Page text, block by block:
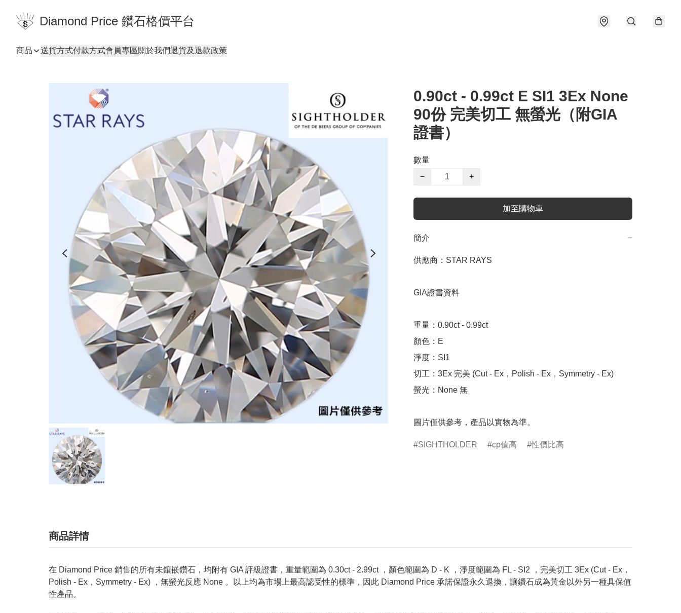
Diamond Price 鑽石格價平台
商品 送貨方式付款方式會員專區關於我們退貨及退款政策
0.90ct - 0.99ct E SI1 3Ex None
90份 完美切工 無螢光（附GIA
證書）
數量
−
+
加至購物車
簡介 −
供應商：STAR RAYS
GIA證書資料
重量：0.90ct - 0.99ct
顏色：E
淨度：SI1
切工：3Ex 完美 (Cut - Ex，Polish - Ex，Symmetry - Ex)
螢光：None 無
圖片僅供參考，產品以實物為準。
SIGHTHOLDER cp值高 性價比高
商品詳情
在 Diamond Price 銷售的所有未鑲嵌鑽石，均附有 GIA 評級證書，重量範圍為 0.30ct - 2.99ct ，顏色範圍為 D - K ，淨度範圍為 FL - SI2 ，完美切工 3Ex (Cut - Ex，
Polish - Ex，Symmetry - Ex) ，無螢光反應 None 。以上均為市場上最高認受性的標準，因此 Diamond Price 承諾保證永久退換，讓鑽石成為黃金以外另一種具保值
性產品。